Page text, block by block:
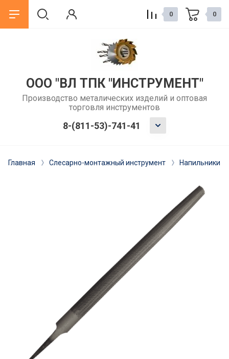
ГОСТы зенкеры
ГОСТы развертки
Как выбрать сверло по металлу
для обычного сверлильного
Что такое оснастка для станков,
ООО "ВЛ ТПК "ИНСТРУМЕНТ"
Производство металических изделий и оптовая
торговля инструментов
8-(811-53)-741-41
0 0
Главная Слесарно-монтажный инструмент Напильники